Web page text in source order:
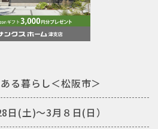
る暮らし＜松阪市＞
日(土)〜3月８日(日）